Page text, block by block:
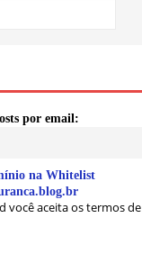
por email:
na Whitelist
você aceita os termos de